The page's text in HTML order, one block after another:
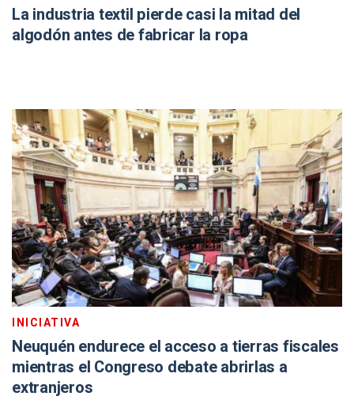
La industria textil pierde casi la mitad del
algodón antes de fabricar la ropa
INICIATIVA
Neuquén endurece el acceso a tierras fiscales
mientras el Congreso debate abrirlas a
extranjeros